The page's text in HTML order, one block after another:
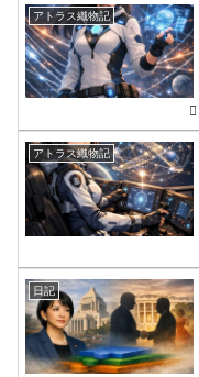
アトラス織物記
アトラス織物記
日記